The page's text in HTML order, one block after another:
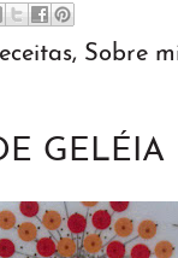
, Sobre